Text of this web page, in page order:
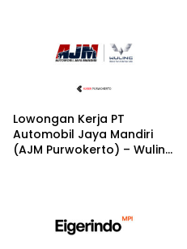
Lowongan Kerja PT
Automobil Jaya Mandiri
(AJM Purwokerto) – Wuling